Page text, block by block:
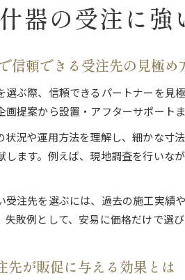
器の受注に
信頼できる受注先の見極め
選ぶ際、信頼できるパートナーを見
画提案から設置・アフターサポート
状況や運用方法を理解し、細かな寸
します。例えば、現地調査を行いな
受注先を選ぶには、過去の施工実績
失敗例として、安易に価格だけで選
先が販促に与える効果とは